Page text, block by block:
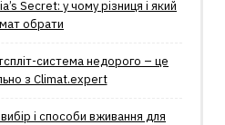
Secret: у чому різниця і який
обрати
система недорого – це
з Climat.еxpert
і способи вживання для